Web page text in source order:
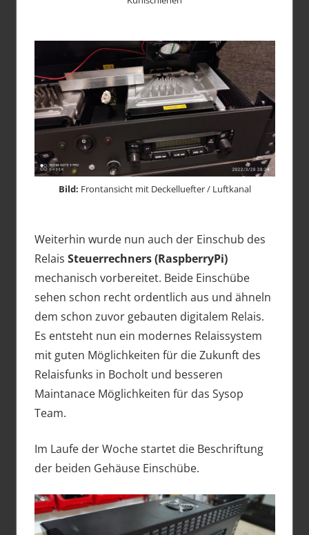
Bild: Frontansicht mit Deckelluefter / Luftkanal
Weiterhin wurde nun auch der Einschub des
Relais Steuerrechners (RaspberryPi)
mechanisch vorbereitet. Beide Einschübe
sehen schon recht ordentlich aus und ähneln
dem schon zuvor gebauten digitalem Relais.
Es entsteht nun ein modernes Relaissystem
mit guten Möglichkeiten für die Zukunft des
Relaisfunks in Bocholt und besseren
Maintanace Möglichkeiten für das Sysop
Team.
Im Laufe der Woche startet die Beschriftung
der beiden Gehäuse Einschübe.